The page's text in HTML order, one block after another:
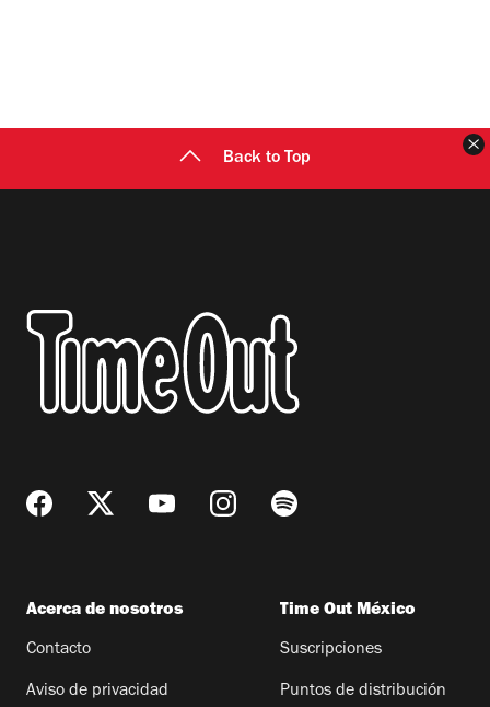
Back to Top
Acerca de nosotros
Contacto
Aviso de privacidad
Time Out México
Suscripciones
Puntos de distribución